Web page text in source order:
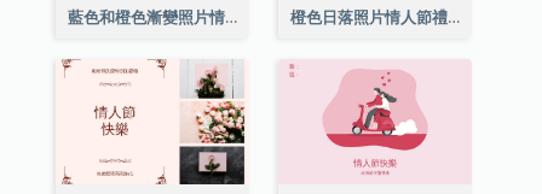
藍色和橙色漸變照片情人節禮品卡 橙色日落照片情人節禮品卡